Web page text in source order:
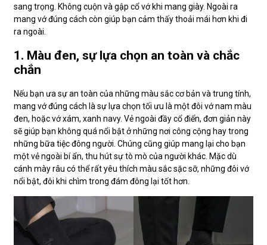
sang trọng. Không cuộn và gập cổ vớ khi mang giày. Ngoài ra
mang vớ đúng cách còn giúp bạn cảm thấy thoải mái hơn khi đi
ra ngoài.
1. Màu đen, sự lựa chọn an toàn và chắc
chắn
Nếu bạn ưa sự an toàn của những màu sắc cơ bản và trung tính,
mang vớ đúng cách là sự lựa chọn tối ưu là một đôi vớ nam màu
đen, hoặc vớ xám, xanh navy. Vẻ ngoài đầy cổ điển, đơn giản này
sẽ giúp bạn không quá nổi bật ở những nơi công cộng hay trong
những bữa tiệc đông người. Chúng cũng giúp mang lại cho bạn
một vẻ ngoài bí ẩn, thu hút sự tò mò của người khác. Mặc dù
cánh mày râu có thể rất yêu thích màu sắc sặc sỡ, những đôi vớ
nổi bật, đôi khi chìm trong đám đông lại tốt hơn.